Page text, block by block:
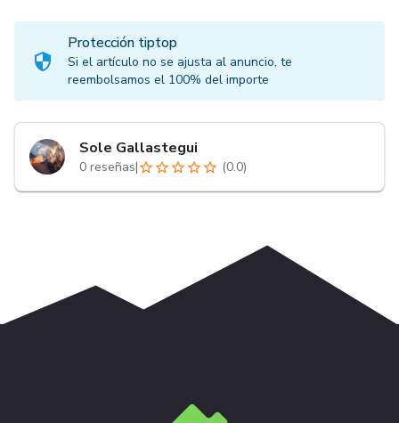
Protección tiptop
Si el artículo no se ajusta al anuncio, te
reembolsamos el 100% del importe
Sole Gallastegui
0 reseñas| (0.0)